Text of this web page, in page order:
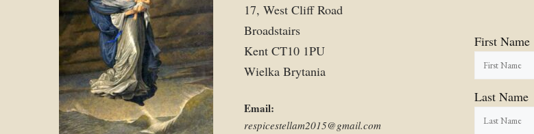
17, West Cliff Road
Broadstairs
Kent CT10 1PU
Wielka Brytania
Email:
respicestellam2015@gmail.com
First Name
Last Name